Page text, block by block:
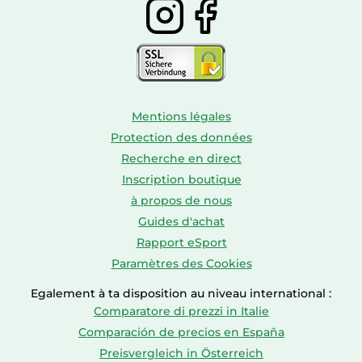
Mentions légales
Protection des données
Recherche en direct
Inscription boutique
à propos de nous
Guides d'achat
Rapport eSport
Paramètres des Cookies
Egalement à ta disposition au niveau international :
Comparatore di prezzi in Italie
Comparación de precios en España
Preisvergleich in Österreich